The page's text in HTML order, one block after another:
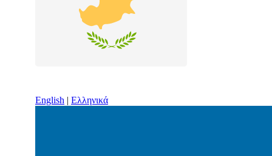
English | Ελληνικά